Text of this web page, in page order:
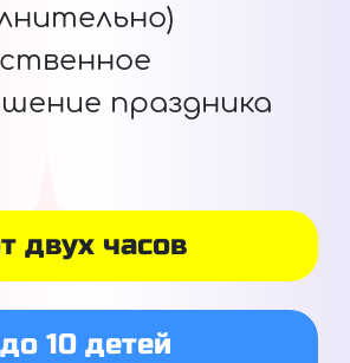
праздника
двух часов
до 10 детей